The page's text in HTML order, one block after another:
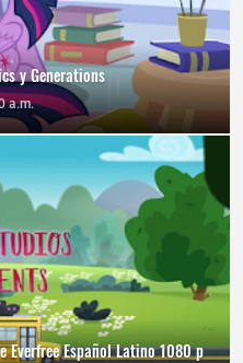
y Generations
a.m.
Everfree Español Latino 1080 p